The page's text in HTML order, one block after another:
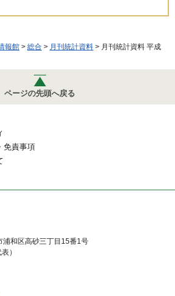
報館 > 総合 > 月刊統計資料 > 月刊統計資料 平成
ページの先頭へ戻る
免責事項
和区高砂三丁目15番1号
）